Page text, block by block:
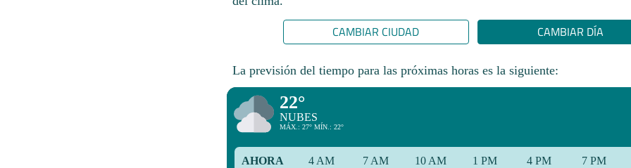
CAMBIAR CIUDAD CAMBIAR DÍA
La previsión del tiempo para las próximas horas es la siguiente:
22°
NUBES
MÁX.: 27° MÍN.: 22°
AHORA 4 AM 7 AM 10 AM 1 PM 4 PM 7 PM